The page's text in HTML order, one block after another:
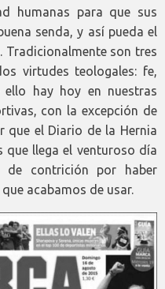
humanas para que sus
senda, y así pueda el
son tres
virtudes teologales: fe,
hay hoy en nuestras
con la excepción de
que el Diario de la Hernia
que llega el venturoso día
contrición por haber
acabamos de usar.